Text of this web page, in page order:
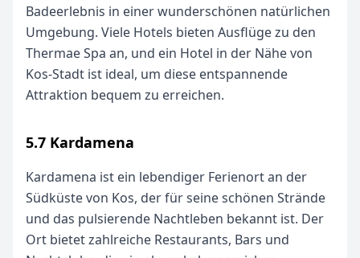
Badeerlebnis in einer wunderschönen natürlichen
Umgebung. Viele Hotels bieten Ausflüge zu den
Thermae Spa an, und ein Hotel in der Nähe von
Kos-Stadt ist ideal, um diese entspannende
Attraktion bequem zu erreichen.
5.7 Kardamena
Kardamena ist ein lebendiger Ferienort an der
Südküste von Kos, der für seine schönen Strände
und das pulsierende Nachtleben bekannt ist. Der
Ort bietet zahlreiche Restaurants, Bars und